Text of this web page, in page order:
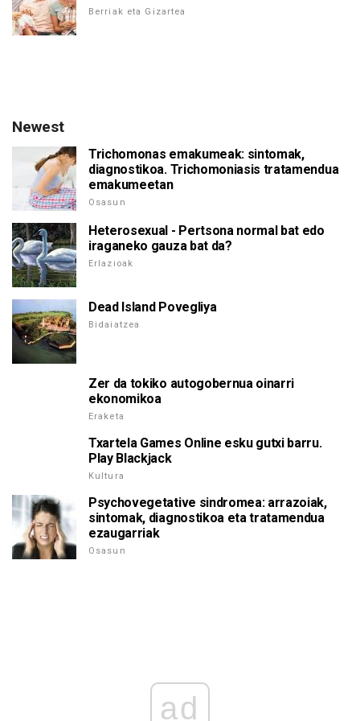
Berriak eta Gizartea
Newest
Trichomonas emakumeak: sintomak,
diagnostikoa. Trichomoniasis tratamendua
emakumeetan
Osasun
Heterosexual - Pertsona normal bat edo
iraganeko gauza bat da?
Erlazioak
Dead Island Povegliya
Bidaiatzea
Zer da tokiko autogobernua oinarri
ekonomikoa
Eraketa
Txartela Games Online esku gutxi barru.
Play Blackjack
Kultura
Psychovegetative sindromea: arrazoiak,
sintomak, diagnostikoa eta tratamendua
ezaugarriak
Osasun
ad